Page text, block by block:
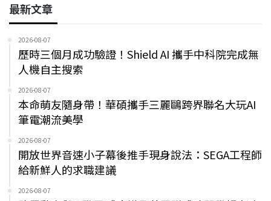
最新文章
2026-08-07
歷時三個月成功驗證！Shield AI 攜手中科院完成無
人機自主搜索
2026-08-07
本命萌友隨身帶！華碩攜手三麗鷗跨界聯名大玩AI
筆電潮流美學
2026-08-07
開放世界音速小子幕後推手現身說法：SEGA工程師
給新鮮人的求職建議
2026-08-07